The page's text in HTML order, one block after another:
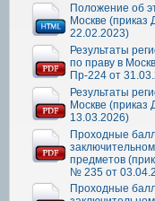
Положение об
Москве
22.02.2023)
Результаты
по праву в
Пр-224 от
Результаты
Москве
13.03.2026)
Проходные
предметов
№ 235 от
Проходные